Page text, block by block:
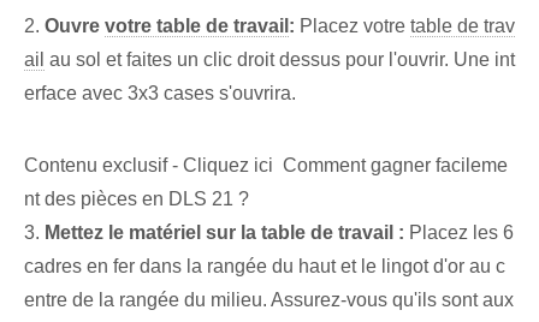
2. Ouvre votre table de travail : Placez votre table de trav
ail au sol et faites un clic droit dessus pour l'ouvrir. Une int
erface avec 3x3 cases s'ouvrira.
Contenu exclusif - Cliquez ici Comment gagner facileme
nt des pièces en DLS 21 ?
3. Mettez le matériel sur la table de travail : Placez les 6
cadres en fer dans la rangée du haut et le lingot d'or au c
entre de la rangée du milieu. Assurez-vous qu'ils sont aux